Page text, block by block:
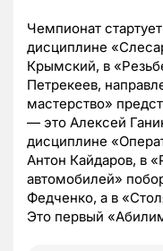
Чемпионат
дисциплине
Крымский, в
Петрекеев,
мастерство»
— это Алексей
дисциплине
Антон Кайдаров, в
автомобилей»
Федченко, а в
Это первый